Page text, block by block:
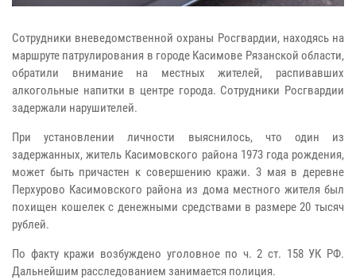
Сотрудники вневедомственной охраны Росгвардии, находясь на
маршруте патрулирования в городе Касимове Рязанской области,
обратили внимание на местных жителей, распивавших
алкогольные напитки в центре города. Сотрудники Росгвардии
задержали нарушителей.
При установлении личности выяснилось, что один из
задержанных, житель Касимовского района 1973 года рождения,
может быть причастен к совершению кражи. 3 мая в деревне
Перхурово Касимовского района из дома местного жителя был
похищен кошелек с денежными средствами в размере 20 тысяч
рублей.
По факту кражи возбуждено уголовное по ч. 2 ст. 158 УК РФ.
Дальнейшим расследованием занимается полиция.